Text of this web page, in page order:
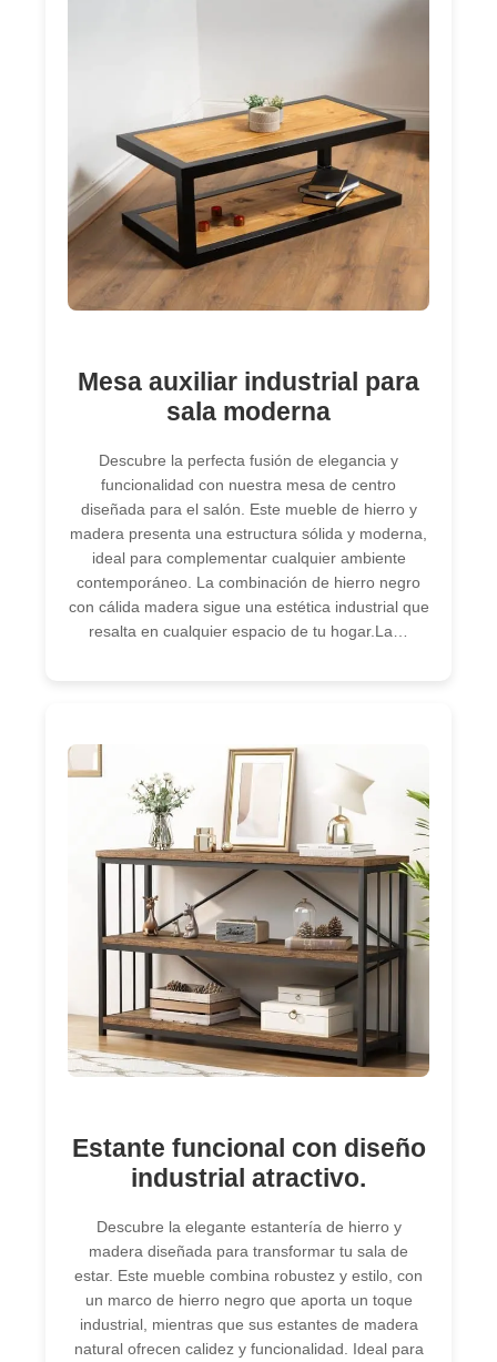
Mesa auxiliar industrial para
sala moderna
Descubre la perfecta fusión de elegancia y
funcionalidad con nuestra mesa de centro
diseñada para el salón. Este mueble de hierro y
madera presenta una estructura sólida y moderna,
ideal para complementar cualquier ambiente
contemporáneo. La combinación de hierro negro
con cálida madera sigue una estética industrial que
resalta en cualquier espacio de tu hogar.La…
Estante funcional con diseño
industrial atractivo.
Descubre la elegante estantería de hierro y
madera diseñada para transformar tu sala de
estar. Este mueble combina robustez y estilo, con
un marco de hierro negro que aporta un toque
industrial, mientras que sus estantes de madera
natural ofrecen calidez y funcionalidad. Ideal para